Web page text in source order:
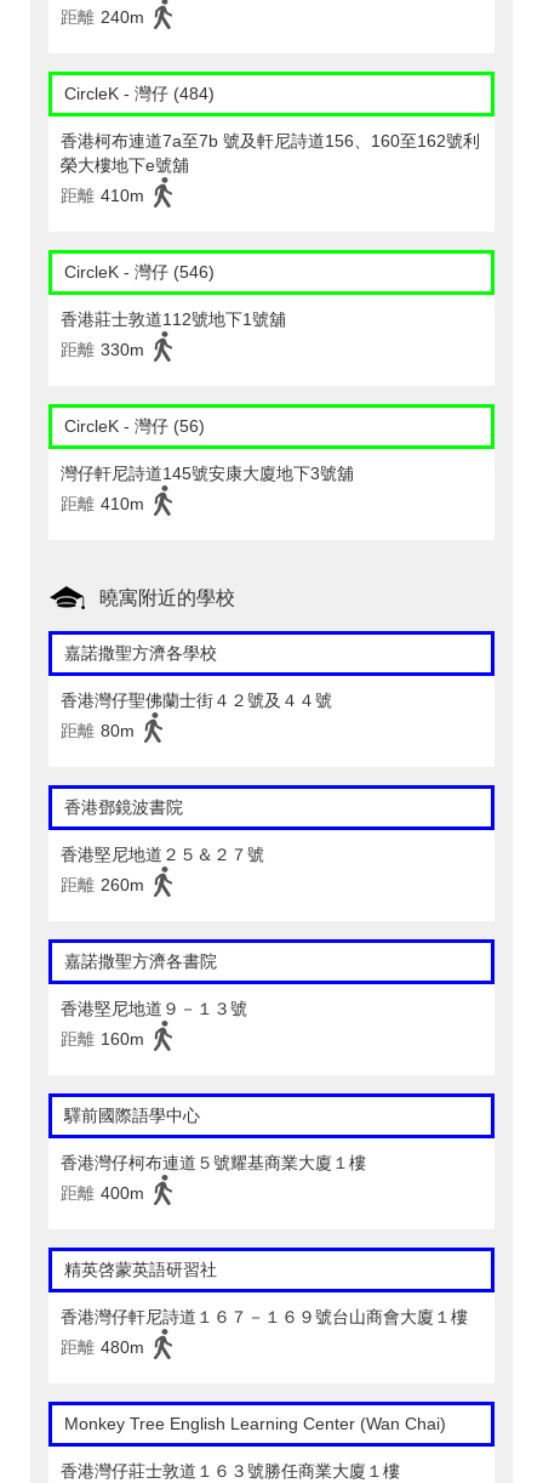
距離 240m
CircleK - 灣仔 (484)
香港柯布連道7a至7b 號及軒尼詩道156、160至162號利
榮大樓地下e號舖
距離 410m
CircleK - 灣仔 (546)
香港莊士敦道112號地下1號舖
距離 330m
CircleK - 灣仔 (56)
灣仔軒尼詩道145號安康大廈地下3號舖
距離 410m
曉寓附近的學校
嘉諾撒聖方濟各學校
香港灣仔聖佛蘭士街４２號及４４號
距離 80m
香港鄧鏡波書院
香港堅尼地道２５＆２７號
距離 260m
嘉諾撒聖方濟各書院
香港堅尼地道９－１３號
距離 160m
驛前國際語學中心
香港灣仔柯布連道５號耀基商業大廈１樓
距離 400m
精英啓蒙英語研習社
香港灣仔軒尼詩道１６７－１６９號台山商會大廈１樓
距離 480m
Monkey Tree English Learning Center (Wan Chai)
香港灣仔莊士敦道１６３號勝任商業大廈１樓